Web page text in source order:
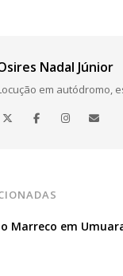
Nadal Júnior
em autódromo,
Marreco em